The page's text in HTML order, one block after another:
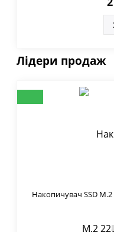
Лідери продаж
Накопичувач SSD M.2